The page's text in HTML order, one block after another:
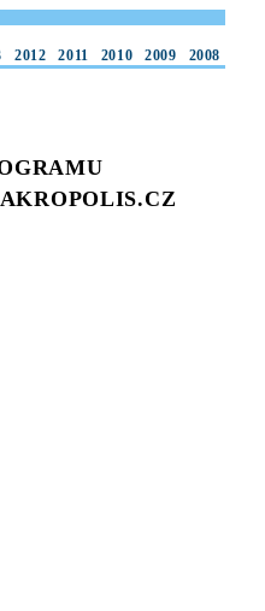
2012 2011 2010 2009 2008